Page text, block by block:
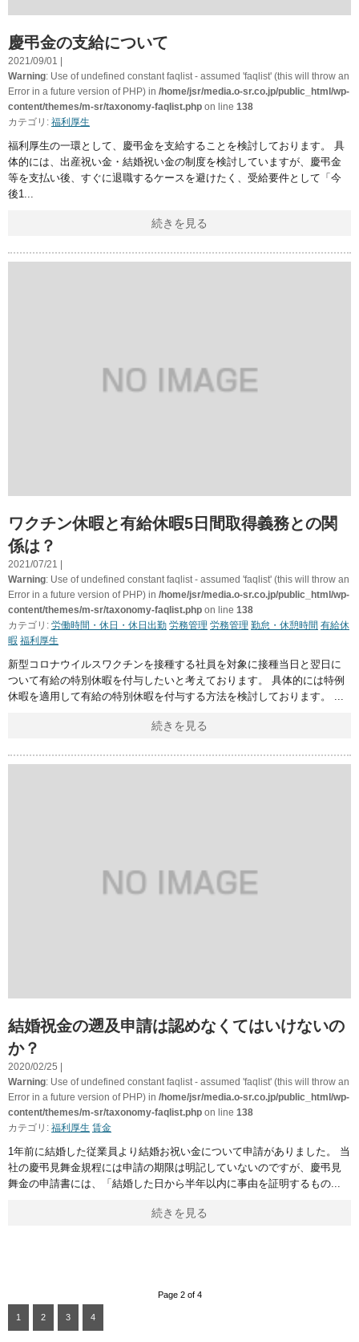
慶弔金の支給について
2021/09/01 |
Warning: Use of undefined constant faqlist - assumed 'faqlist' (this will throw an
Error in a future version of PHP) in /home/jsr/media.o-sr.co.jp/public_html/wp-
content/themes/m-sr/taxonomy-faqlist.php on line 138
カテゴリ: 福利厚生
福利厚生の一環として、慶弔金を支給することを検討しております。 具
体的には、出産祝い金・結婚祝い金の制度を検討していますが、慶弔金
等を支払い後、すぐに退職するケースを避けたく、受給要件として「今
後1
続きを見る
ワクチン休暇と有給休暇5日間取得義務との関
係は？
2021/07/21 |
Warning: Use of undefined constant faqlist - assumed 'faqlist' (this will throw an
Error in a future version of PHP) in /home/jsr/media.o-sr.co.jp/public_html/wp-
content/themes/m-sr/taxonomy-faqlist.php on line 138
カテゴリ: 労働時間・休日・休日出勤 労務管理 労務管理 勤怠・休憩時間 有給休
暇 福利厚生
新型コロナウイルスワクチンを接種する社員を対象に接種当日と翌日に
ついて有給の特別休暇を付与したいと考えております。 具体的には特例
休暇を適用して有給の特別休暇を付与する方法を検討しております。
続きを見る
結婚祝金の遡及申請は認めなくてはいけないの
か？
2020/02/25 |
Warning: Use of undefined constant faqlist - assumed 'faqlist' (this will throw an
Error in a future version of PHP) in /home/jsr/media.o-sr.co.jp/public_html/wp-
content/themes/m-sr/taxonomy-faqlist.php on line 138
カテゴリ: 福利厚生 賃金
1年前に結婚した従業員より結婚お祝い金について申請がありました。 当
社の慶弔見舞金規程には申請の期限は明記していないのですが、慶弔見
舞金の申請書には、「結婚した日から半年以内に事由を証明するもの
続きを見る
Page 2 of 4
1 2 3 4